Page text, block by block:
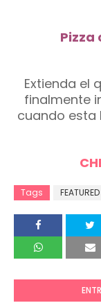
Pizza
Extienda el
finalmente
cuando esta
Tags FEATURED